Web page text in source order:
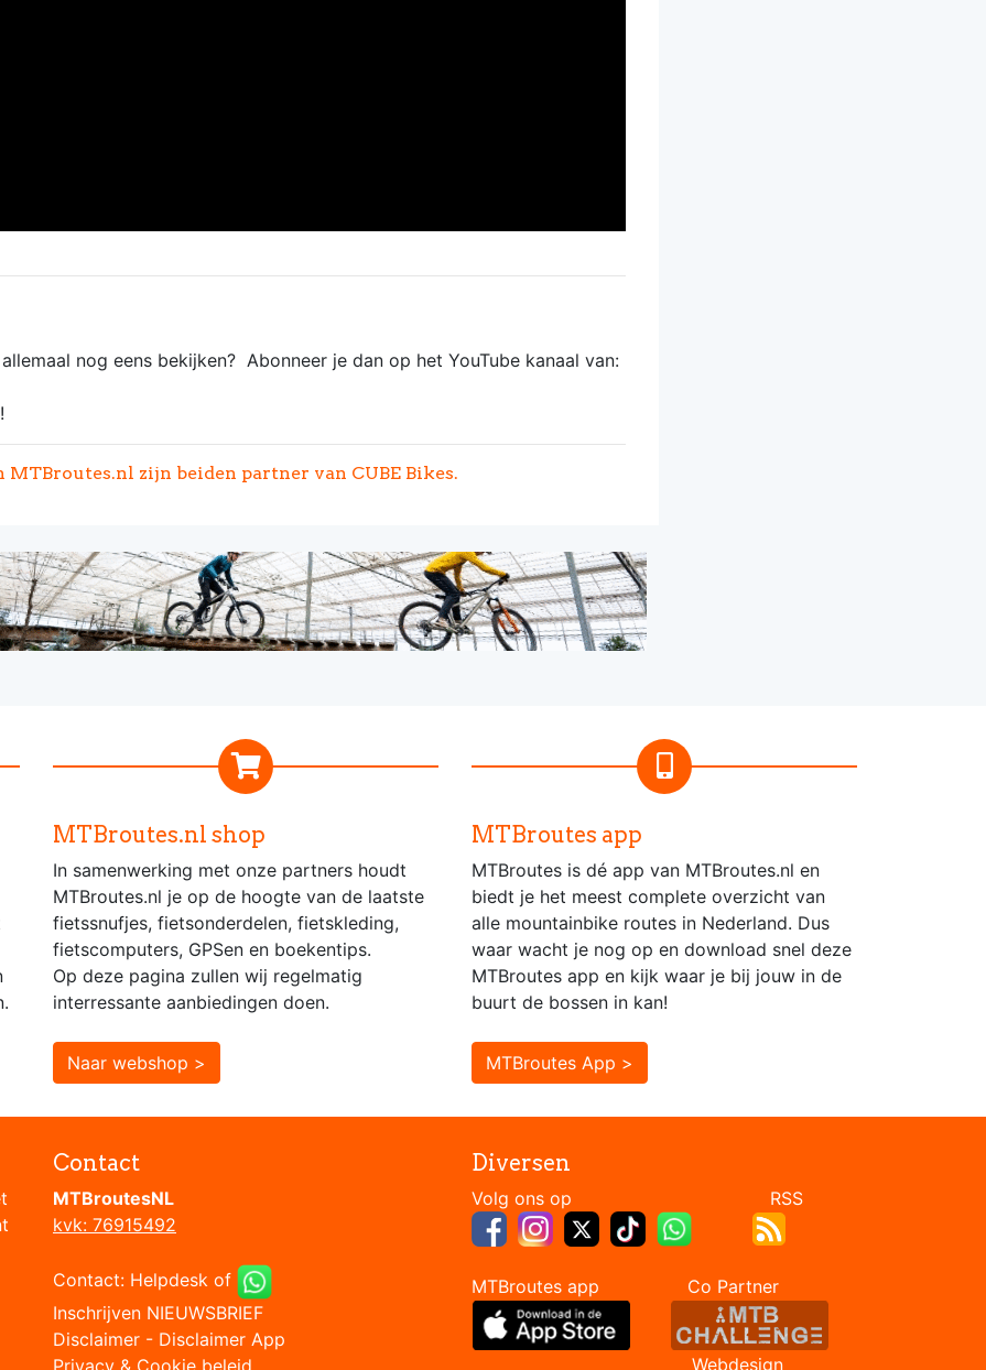
nog eens bekijken? Abonneer je dan op het YouTube kanaal van:
MTBroutes.nl zijn beiden partner van CUBE Bikes.
MTBroutes.nl shop
In samenwerking met onze partners houdt
MTBroutes.nl je op de hoogte van de laatste
fietssnufjes, fietsonderdelen, fietskleding,
fietscomputers, GPSen en boekentips.
Op deze pagina zullen wij regelmatig
interressante aanbiedingen doen.
Naar webshop >
MTBroutes app
MTBroutes is dé app van MTBroutes.nl en
biedt je het meest complete overzicht van
alle mountainbike routes in Nederland. Dus
waar wacht je nog op en download snel deze
MTBroutes app en kijk waar je bij jouw in de
buurt de bossen in kan!
MTBroutes App >
Contact
MTBroutesNL
kvk: 76915492
Contact: Helpdesk of
Inschrijven NIEUWSBRIEF
Disclaimer - Disclaimer App
Diversen
Volg ons op RSS
MTBroutes app Co Partner
Webdesign